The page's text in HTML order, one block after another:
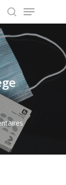
search
Menu
Menu